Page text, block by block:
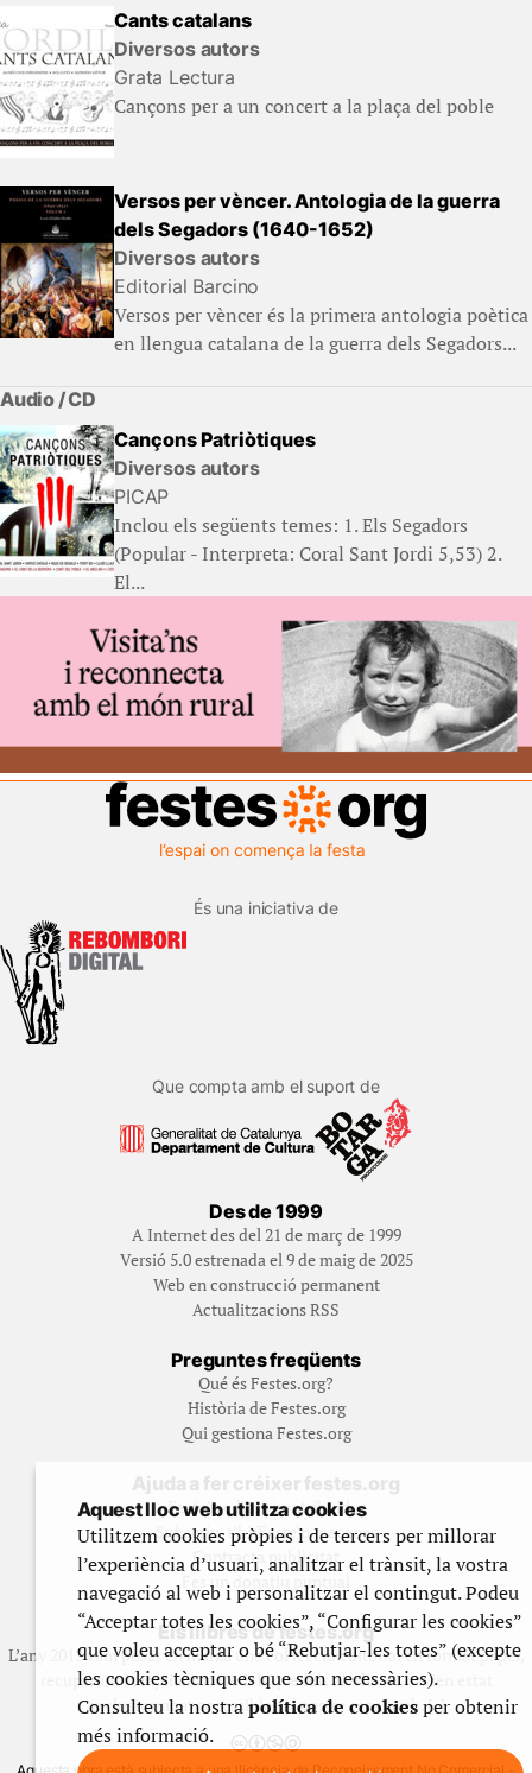
Cants catalans
Diversos autors
Grata Lectura
Cançons per a un concert a la plaça del poble
Versos per vèncer. Antologia de la guerra
dels Segadors (1640-1652)
Diversos autors
Editorial Barcino
Versos per vèncer és la primera antologia poètica
en llengua catalana de la guerra dels Segadors...
Audio / CD
Cançons Patriòtiques
Diversos autors
PICAP
Inclou els següents temes: 1. Els Segadors
(Popular - Interpreta: Coral Sant Jordi 5,53) 2.
El...
És una iniciativa de
Que compta amb el suport de
Des de 1999
A Internet des del 21 de març de 1999
Versió 5.0 estrenada el 9 de maig de 2025
Web en construcció permanent
Actualitzacions RSS
Preguntes freqüents
Qué és Festes.org?
Història de Festes.org
Qui gestiona Festes.org
Ajuda a fer créixer festes.org
Feste’n editor/contribuidor
Subscriu-t’hi/Feste’n mecenes
Contracta publicitat
Fes un donatiu puntual
Els llibres de festes.org
L’any 2012 vam posar en marxa una col·lecció editorial en format paper,
recuperant i ampliant materials que fins aleshores havien estat
exclusivament accessibles al nostre espai web. [+]
Aquest lloc web utilitza cookies
Utilitzem cookies pròpies i de tercers per millorar
l’experiència d’usuari, analitzar el trànsit, la vostra
navegació al web i personalitzar el contingut. Podeu
“Acceptar totes les cookies”, “Configurar les cookies”
que voleu acceptar o bé “Rebutjar-les totes” (excepte
les cookies tècniques que són necessàries).
Consulteu la nostrapolítica de cookiesper obtenir
més informació.